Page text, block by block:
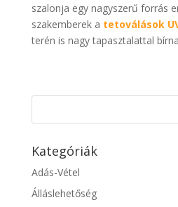
szalonja egy nagyszerű forrás
szakemberek a tetoválások
terén is nagy tapasztalattal
Kategóriák
Adás-Vétel
Álláslehetőség